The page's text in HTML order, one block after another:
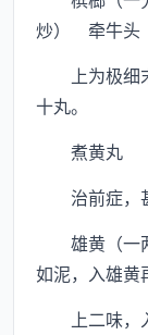
炒） 牵牛头
上为极细末
十丸。
煮黄丸
治前症，甚
雄黄（一
如泥，入雄黄
上二味，入